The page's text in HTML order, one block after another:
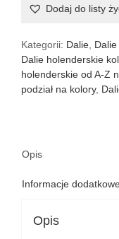
Dodaj do listy
Kategorii: Dalie
Dalie holenderskie
holenderskie od A-Z
podział na kolory,
Opis
Informacje
Opis